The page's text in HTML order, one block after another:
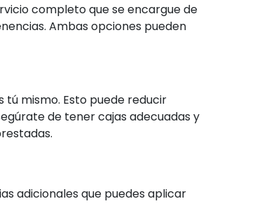
completo que se encargue de
Ambas opciones pueden
mismo. Esto puede reducir
de tener cajas adecuadas y
adicionales que puedes aplicar